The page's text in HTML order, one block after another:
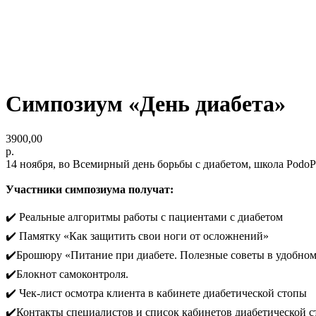
Cимпозиум «День диабета»
3900,00
р.
14 ноября, во Всемирный день борьбы с диабетом, школа
Участники симпозиума получат:
✔️ Реальные алгоритмы работы с пациентами с диабетом
✔️ Памятку «Как защитить свои ноги от осложнений»
✔️Брошюру «Питание при диабете. Полезные советы в
✔️Блокнот самоконтроля.
✔️ Чек-лист осмотра клиента в кабинете диабетической стопы
✔️Контакты специалистов и список кабинетов диабетической